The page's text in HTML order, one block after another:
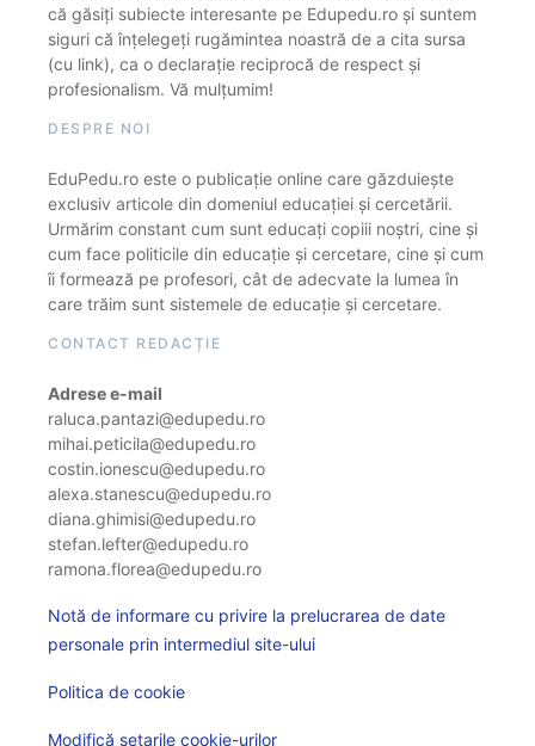
că găsiți subiecte interesante pe Edupedu.ro și suntem
siguri că înțelegeți rugămintea noastră de a cita sursa
(cu link), ca o declarație reciprocă de respect și
profesionalism. Vă mulțumim!
DESPRE NOI
EduPedu.ro este o publicație online care găzduiește
exclusiv articole din domeniul educației și cercetării.
Urmărim constant cum sunt educați copiii noștri, cine și
cum face politicile din educație și cercetare, cine și cum
îi formează pe profesori, cât de adecvate la lumea în
care trăim sunt sistemele de educație și cercetare.
CONTACT REDACȚIE
Adrese e-mail
raluca.pantazi@edupedu.ro
mihai.peticila@edupedu.ro
costin.ionescu@edupedu.ro
alexa.stanescu@edupedu.ro
diana.ghimisi@edupedu.ro
stefan.lefter@edupedu.ro
ramona.florea@edupedu.ro
Notă de informare cu privire la prelucrarea de date
personale prin intermediul site-ului
Politica de cookie
Modifică setarile cookie-urilor